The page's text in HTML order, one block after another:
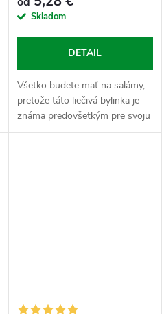
Skladom
DETAIL
Všetko budete mať na salámy,
pretože táto liečivá bylinka je
známa predovšetkým pre svoju
schopnosť predchádzať úzkosti